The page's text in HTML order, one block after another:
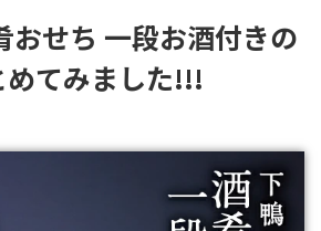
おせち 一段お酒付きの
めてみました!!!